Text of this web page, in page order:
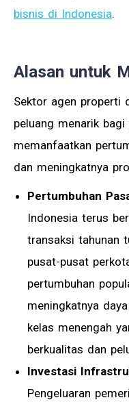
bisnis di Indonesia.
Alasan untuk
Sektor agen properti
peluang menarik
memanfaatkan
dan meningkatnya
Pertumbuhan
Indonesia terus
transaksi tahunan
pusat-pusat
pertumbuhan
meningkatnya
kelas menengah
berkualitas dan
Investasi
Pengeluaran